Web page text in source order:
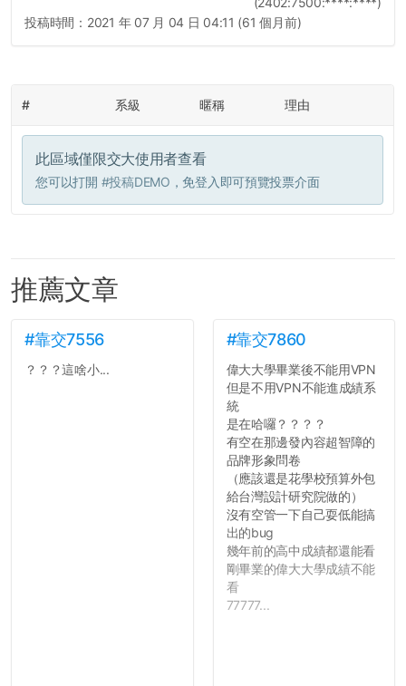
投稿時間： 2021 年 07 月 04 日 04:11 (61 個月前)
# 系級 暱稱 理由
此區域僅限交大使用者查看
您可以打開 #投稿DEMO ，免登入即可預覽投票介面
推薦文章
#靠交7556
？？？這啥小...
#靠交7860
偉大大學畢業後不能用VPN
但是不用VPN不能進成績系
統
是在哈囉？？？？
有空在那邊發內容超智障的
品牌形象問卷
（應該還是花學校預算外包
給台灣設計研究院做的）
沒有空管一下自己耍低能搞
出的bug
幾年前的高中成績都還能看
剛畢業的偉大大學成績不能
看
77777...